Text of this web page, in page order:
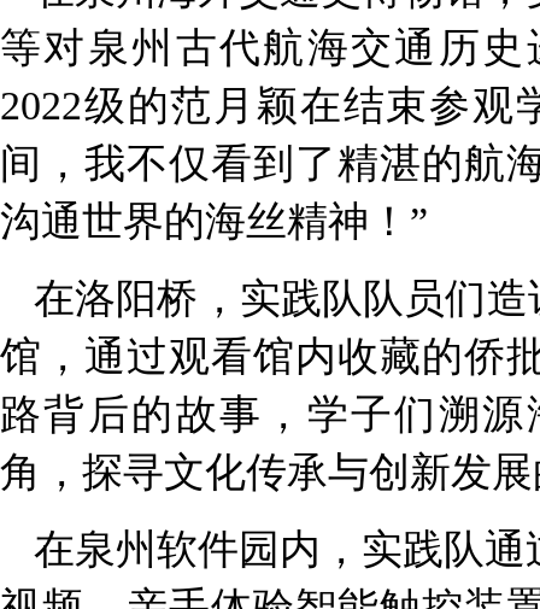
等对泉州古代航海交通历
2022级的范月颖在结束参观
间，我不仅看到了精湛的航
沟通世界的海丝精神！”
在洛阳桥，实践队队员们
馆，通过观看馆内收藏的侨
路背后的故事，学子们溯
角，探寻文化传承与创新发
在泉州软件园内，实践队